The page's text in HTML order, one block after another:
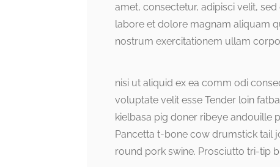
amet, consectetur, adipisci velit,
labore et dolore magnam aliquam
nostrum exercitationem ullam
nisi ut aliquid ex ea comm odi
voluptate velit esse Tender loin
kielbasa pig doner ribeye andouille
Pancetta t-bone cow drumstick tail
round pork swine. Prosciutto tri-tip